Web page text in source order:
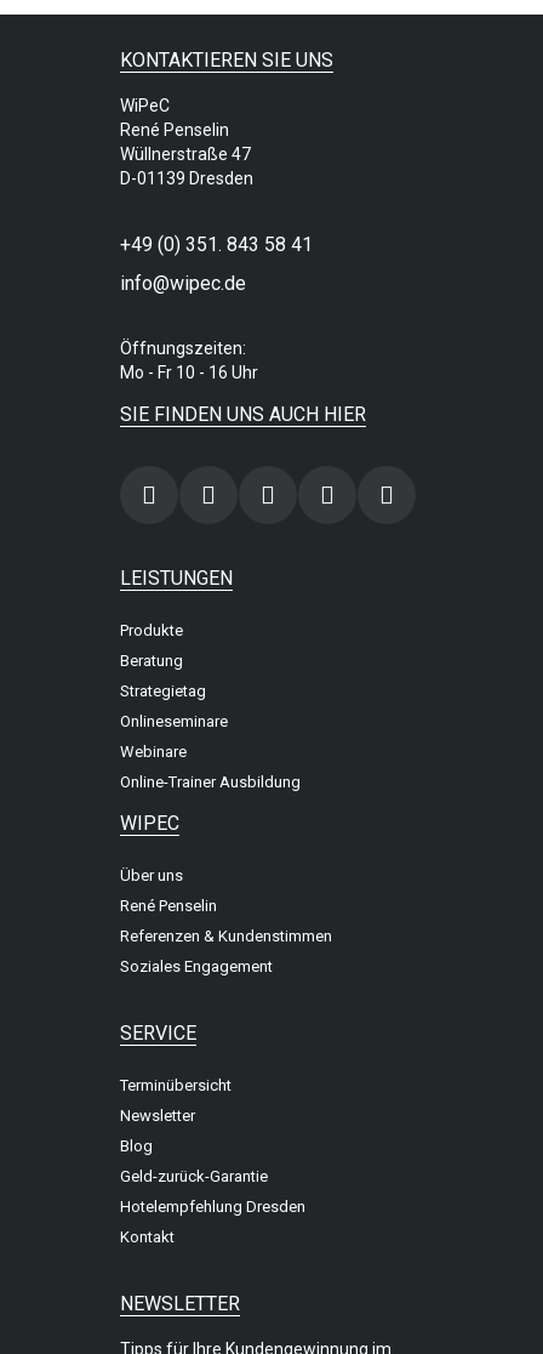
KONTAKTIEREN SIE UNS
WiPeC
René Penselin
Wüllnerstraße 47
D-01139 Dresden
+49 (0) 351. 843 58 41
info@wipec.de
Öffnungszeiten:
Mo - Fr 10 - 16 Uhr
SIE FINDEN UNS AUCH HIER
LEISTUNGEN
Produkte
Beratung
Strategietag
Onlineseminare
Webinare
Online-Trainer Ausbildung
WIPEC
Über uns
René Penselin
Referenzen & Kundenstimmen
Soziales Engagement
SERVICE
Terminübersicht
Newsletter
Blog
Geld-zurück-Garantie
Hotelempfehlung Dresden
Kontakt
NEWSLETTER
Tipps für Ihre Kundengewinnung im